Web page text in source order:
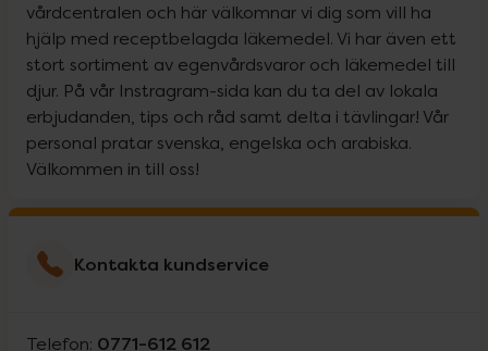
vårdcentralen och här välkomnar vi dig som vill ha
hjälp med receptbelagda läkemedel. Vi har även ett
stort sortiment av egenvårdsvaror och läkemedel till
djur. På vår Instragram-sida kan du ta del av lokala
erbjudanden, tips och råd samt delta i tävlingar! Vår
personal pratar svenska, engelska och arabiska.
Välkommen in till oss!
Kontakta kundservice
Telefon: 0771-612 612